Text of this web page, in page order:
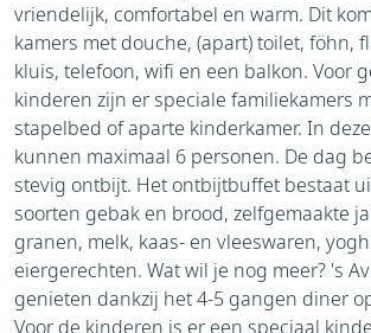
vriendelijk, comfortabel en warm. Dit
kamers met douche, (apart) toilet, föhn,
kluis, telefoon, wifi en een balkon. Voor
kinderen zijn er speciale familiekamers
stapelbed of aparte kinderkamer. In
kunnen maximaal 6 personen. De dag
stevig ontbijt. Het ontbijtbuffet bestaat
soorten gebak en brood, zelfgemaakte
granen, melk, kaas- en vleeswaren,
eiergerechten. Wat wil je nog meer? 's
genieten dankzij het 4-5 gangen diner
Voor de kinderen is er een speciaal